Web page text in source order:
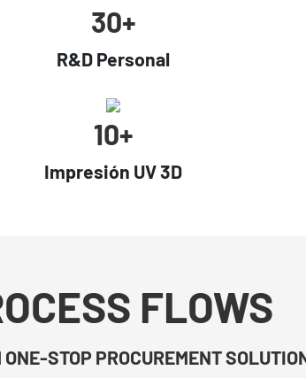
30+
R&D Personal
10+
Impresión UV 3D
FLOWS
ONE-STOP PROCUREMENT